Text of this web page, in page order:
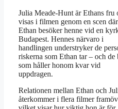
Julia Meade-Hunt är Ethans fru
visas i filmen genom en scen där
Ethan besöker henne vid en
Budapest. Hennes närvaro i
handlingen understryker de
riskerna som Ethan tar – och de
som håller honom kvar vid
uppdragen.
Relationen mellan Ethan och
återkommer i flera filmer